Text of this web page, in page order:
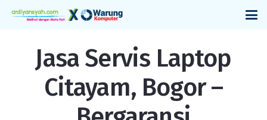
Jasa Servis Laptop
Citayam, Bogor –